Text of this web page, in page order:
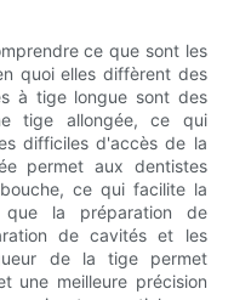
ce que sont les
quoi elles diffèrent des
à tige longue sont des
tige allongée, ce qui
difficiles d'accès de la
permet aux dentistes
ce qui facilite la
que la préparation de
de cavités et les
de la tige permet
une meilleure précision